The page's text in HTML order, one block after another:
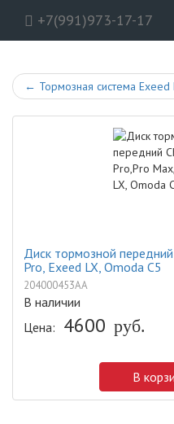
+7(991)973-17-17
← Тормозная система Exeed
Диск тормозной
Pro, Exeed LX, Omoda C5
204000453AA
В наличии
Цена: 4600 руб.
В